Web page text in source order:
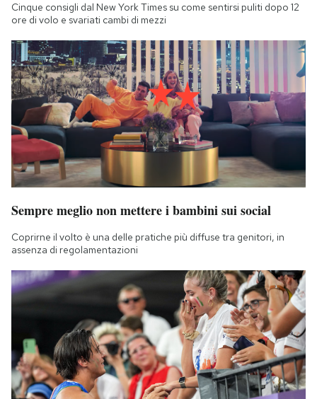
Cinque consigli dal New York Times su come sentirsi puliti dopo 12
ore di volo e svariati cambi di mezzi
Sempre meglio non mettere i bambini sui social
Coprirne il volto è una delle pratiche più diffuse tra genitori, in
assenza di regolamentazioni